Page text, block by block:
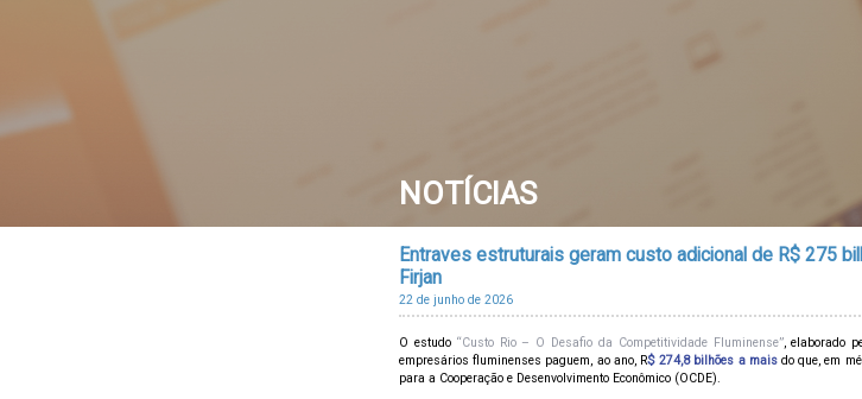
NOTÍCIAS
Entraves estruturais geram custo adicional de R$ 275
Firjan
22 de junho de 2026
O estudo “Custo Rio – O Desafio da Competitividade Fluminense”, elaborado
empresários fluminenses paguem, ao ano, R$ 274,8 bilhões a maisdo que, em
para a Cooperação e Desenvolvimento Econômico (OCDE).